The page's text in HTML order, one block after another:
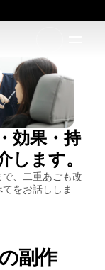
効果・持
します。
、二重あごも改
をお話ししま
副作
の高い効果